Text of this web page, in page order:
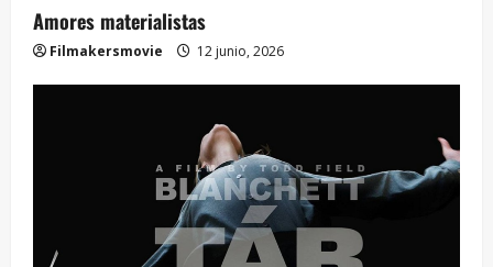
Amores materialistas
Filmakersmovie 12 junio, 2026